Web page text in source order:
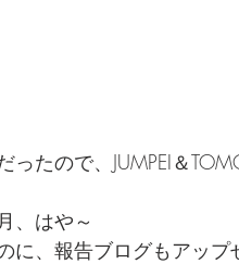
ったので、JUMPEI＆
、はや～
に、報告ブログもアップ